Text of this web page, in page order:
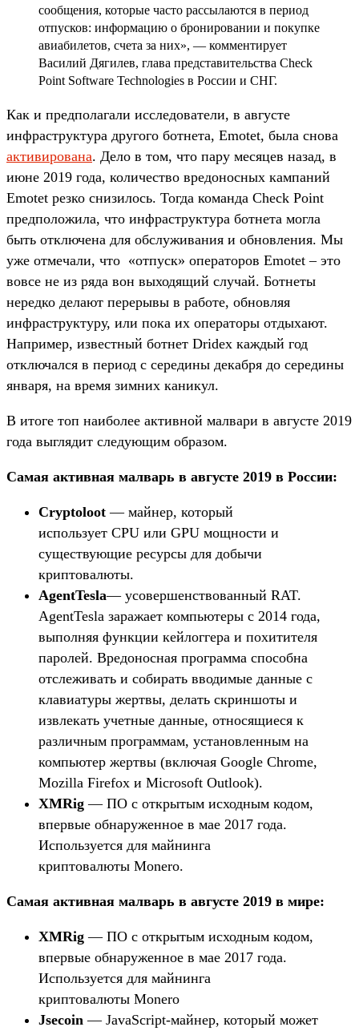
сообщения, которые часто рассылаются в период
отпусков: информацию о бронировании и покупке
авиабилетов, счета за них», — комментирует
Василий Дягилев, глава представительства Check
Point Software Technologies в России и СНГ.
Как и предполагали исследователи, в августе
инфраструктура другого ботнета, Emotet, была снова
активирована. Дело в том, что пару месяцев назад, в
июне 2019 года, количество вредоносных кампаний
Emotet резко снизилось. Тогда команда Check Point
предположила, что инфраструктура ботнета могла
быть отключена для обслуживания и обновления. Мы
уже отмечали, что «отпуск» операторов Emotet – это
вовсе не из ряда вон выходящий случай. Ботнеты
нередко делают перерывы в работе, обновляя
инфраструктуру, или пока их операторы отдыхают.
Например, известный ботнет Dridex каждый год
отключался в период с середины декабря до середины
января, на время зимних каникул.
В итоге топ наиболее активной малвари в августе 2019
года выглядит следующим образом.
Самая активная малварь в августе 2019 в России:
Cryptoloot— майнер, который
использует CPU или GPU мощности и
существующие ресурсы для добычи
криптовалюты.
AgentTesla— усовершенствованный RAT.
AgentTesla заражает компьютеры с 2014 года,
выполняя функции кейлоггера и похитителя
паролей. Вредоносная программа способна
отслеживать и собирать вводимые данные с
клавиатуры жертвы, делать скриншоты и
извлекать учетные данные, относящиеся к
различным программам, установленным на
компьютер жертвы (включая Google Chrome,
Mozilla Firefox и Microsoft Outlook).
XMRig— ПО с открытым исходным кодом,
впервые обнаруженное в мае 2017 года.
Используется для майнинга
криптовалюты Monero.
Самая активная малварь в августе 2019 в мире:
XMRig— ПО с открытым исходным кодом,
впервые обнаруженное в мае 2017 года.
Используется для майнинга
криптовалюты Monero
Jsecoin— JavaScript-майнер, который может